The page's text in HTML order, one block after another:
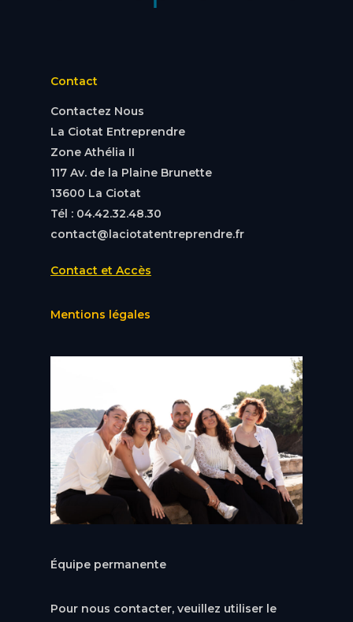
Contact
Contactez Nous
La Ciotat Entreprendre
Zone Athélia II
117 Av. de la Plaine Brunette
13600 La Ciotat
Tél : 04.42.32.48.30
contact@laciotatentreprendre.fr
Contact et Accès
Mentions légales
Équipe permanente
Pour nous contacter, veuillez utiliser le